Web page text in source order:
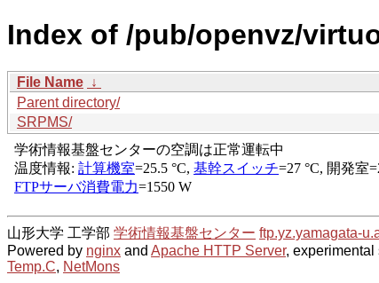
Index of /pub/openvz/
File Name ↓
Parent directory/
SRPMS/
山形大学 工学部 学術情報基盤センター ftp.yz.yamagata-
Powered by nginx and Apache HTTP Server, experimental
Temp.C, NetMons